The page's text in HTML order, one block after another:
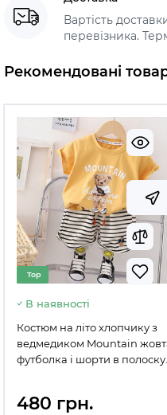
Вартість
перевізника.
Рекомендовані
Top
В наявності
Костюм на літо хлопчику з
ведмедиком Mountain
футболка і шорти в полоску
480 грн.